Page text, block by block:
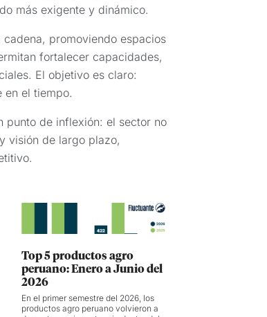
más exigente y dinámico.
promoviendo espacios
fortalecer capacidades,
El objetivo es claro:
en el tiempo.
punto de inflexión: el sector no
visión de largo plazo,
Top 5 productos agro
peruano: Enero a Junio del
2026
En el primer semestre del 2026, los
productos agro peruano volvieron a